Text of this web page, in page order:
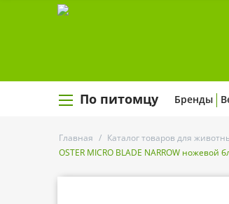
По питомцу Бренды
Главная / Каталог товаров для
OSTER MICRO BLADE NARROW